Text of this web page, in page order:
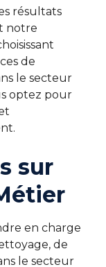
résultats
notre
de
le secteur
optez pour
sur
en charge
de
le secteur